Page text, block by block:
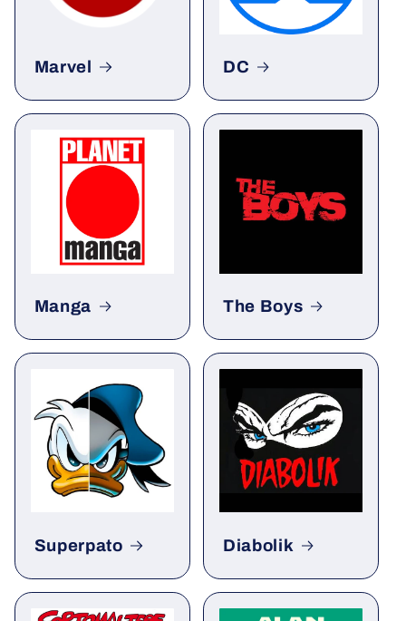
Marvel DC
Manga The Boys
Superpato Diabolik